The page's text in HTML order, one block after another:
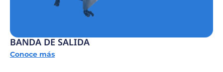
BANDA DE SALIDA
Conoce más